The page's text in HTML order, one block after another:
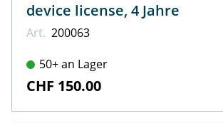
device license, 4 Jahre
Art. 200063
50+ an Lager
CHF 150.00